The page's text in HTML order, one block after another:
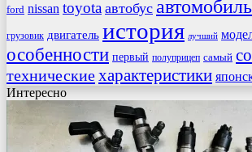
ford nissan toyota автобус автомобиль
грузовик двигатель история лучший
особенности первый полуприцеп самый
техническиехарактеристики
Интересно